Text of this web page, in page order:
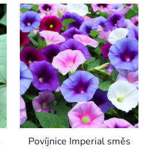
Povíjnice Imperial směs